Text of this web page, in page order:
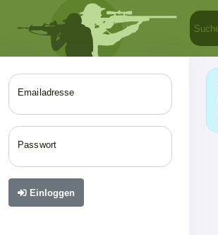
Emailadresse
Passwort
Einloggen